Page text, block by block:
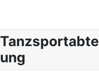
ung